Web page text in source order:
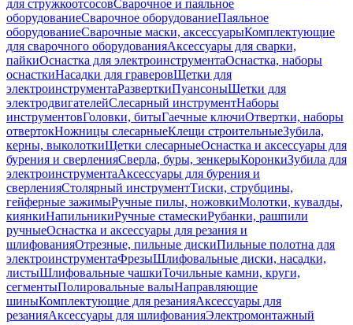
для стружкоотсосовСварочное и паяльное
оборудованиеСварочное оборудованиеПаяльное
оборудованиеСварочные маски, аксессуарыКомплектующие
для сварочного оборудованияАксессуары для сварки,
пайкиОснастка для электроинструментаОснастка, наборы
оснасткиНасадки для граверовЩетки для
электроинструментаРазверткиПуансоныЩетки для
электродвигателейСлесарный инструментНаборы
инструментовГоловки, битыГаечные ключиОтвертки, наборы
отвертокНожницы слесарныеКлещи строительныеЗубила,
керны, выколоткиЩетки слесарныеОснастка и аксессуары для
бурения и сверленияСверла, буры, зенкерыКоронкиЗубила для
электроинструментаАксессуары для бурения и
сверленияСтолярный инструментТиски, струбцины,
гейферные зажимыРучные пилы, ножовкиМолотки, кувалды,
киянкиНапильникиРучные стамескиРубанки, рашпили
ручныеОснастка и аксессуары для резания и
шлифованияОтрезные, пильные дискиПильные полотна для
электроинструментаФрезыШлифовальные диски, насадки,
листыШлифовальные чашкиТочильные камни, круги,
сегментыПолировальные валыНаправляющие
шиныКомплектующие для резанияАксессуары для
резанияАксессуары для шлифованияЭлектромонтажный